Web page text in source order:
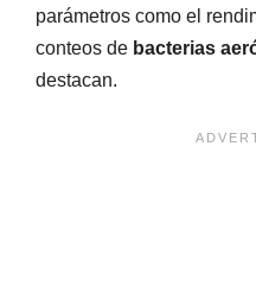
parámetros como el
conteos de bacterias
destacan.